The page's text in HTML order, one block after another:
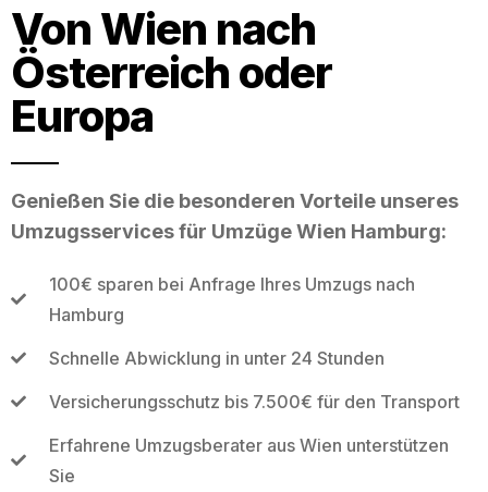
Von Wien nach
Österreich oder
Europa
Genießen Sie die besonderen Vorteile unseres
Umzugsservices für Umzüge Wien Hamburg:
100€ sparen bei Anfrage Ihres Umzugs nach
Hamburg
Schnelle Abwicklung in unter 24 Stunden
Versicherungsschutz bis 7.500€ für den Transport
Erfahrene Umzugsberater aus Wien unterstützen
Sie